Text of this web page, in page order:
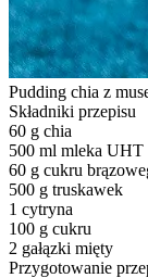
Pudding chia z
Składniki przepisu
60 g chia
500 ml mleka UHT
60 g cukru
500 g truskawek
1 cytryna
100 g cukru
2 gałązki mięty
Przygotowanie